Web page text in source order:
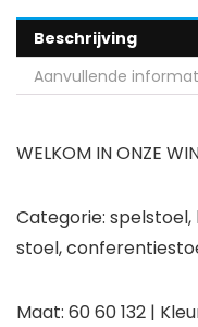
Beschrijving
Aanvullende
WELKOM IN ONZE
Categorie: spelstoel,
stoel,
Maat: 60 60 132 |